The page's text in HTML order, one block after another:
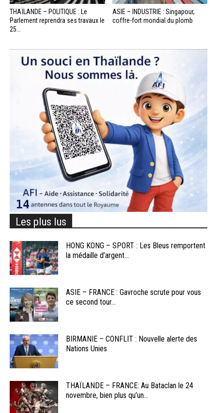
THAÏLANDE – POLITIQUE : Le
Parlement reprendra ses travaux le
25...
ASIE – INDUSTRIE : Singapour,
coffre-fort mondial du plomb
Les plus lus
HONG KONG – SPORT : Les Bleus remportent
la médaille d’argent...
ASIE – FRANCE : Gavroche scrute pour vous
ce second tour...
BIRMANIE – CONFLIT : Nouvelle alerte des
Nations Unies
THAÏLANDE – FRANCE: Au Bataclan le 24
novembre, bien plus qu’un...